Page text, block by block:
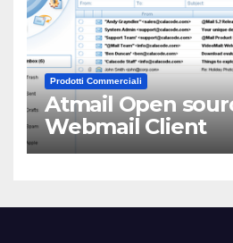
Prodotti Commerciali
Atmail Open
Webmail Client